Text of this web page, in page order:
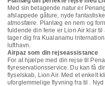
Med sin betagende natur er
afslappede gåture, nyde
atmosfære. Planlæg en nem og
fuldende din ferie er Lion Air klar
tager dig fra Kualanamu
lufthavn.
Airpaz som din rejseassistance
For at hjælpe med din rejse til
flyreservationsservice. Du kan få
flyselskab, Lion Air. Med et enkelt
uforglemmelige flyvning fra til .